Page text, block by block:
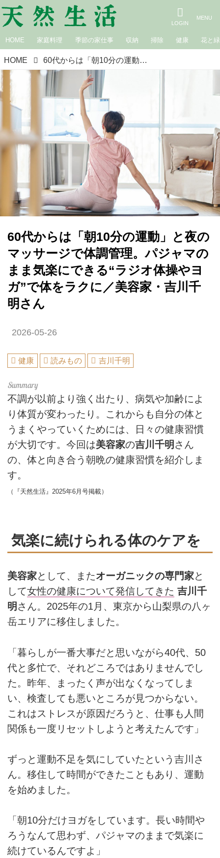
HOME 家庭料理 季節の家仕事 収納 掃除 健康 花と緑
HOME 60代からは「朝10分の運動」と夜のマッサージで体調管理。パジャマのまま気楽にできる“ラジオ体操やヨガ”で体をラクに／美容家・吉川千明さん
60代からは「朝10分の運動」と夜の
マッサージで体調管理。パジャマの
まま気楽にできる“ラジオ体操やヨ
ガ”で体をラクに／美容家・吉川千
明さん
2026-05-26
健康 読みもの 吉川千明
不調が以前より強く出たり、病気や加齢によ
り体質が変わったり。これからも自分の体と
うまくやっていくためには、日々の健康習慣
が大切です。今回は美容家の吉川千明 さん
の、体と向き合う朝晩の健康習慣を紹介しま
す。
（『天然生活』2025年6月号掲載）
気楽に続けられる体のケアを
美容家として、またオーガニックの専門家と
して女性の健康について発信してきた 吉川千
明 さん。2025年の1月、東京から山梨県の八ヶ
岳エリアに移住しました。
「暮らしが一番大事だと思いながら40代、50
代と多忙で、それどころではありませんでし
た。昨年、まったく声が出なくなってしま
い、検査しても悪いところが見つからない。
これはストレスが原因だろうと、仕事も人間
関係も一度リセットしようと考えたんです」
ずっと運動不足を気にしていたという吉川さ
ん。移住して時間ができたこともあり、運動
を始めました。
「朝10分だけヨガをしています。長い時間や
ろうなんて思わず、パジャマのままで気楽に
続けているんですよ」